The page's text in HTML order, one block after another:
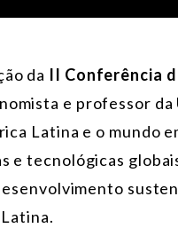
da II Conferência
e professor
Latina e o mundo
e tecnológicas